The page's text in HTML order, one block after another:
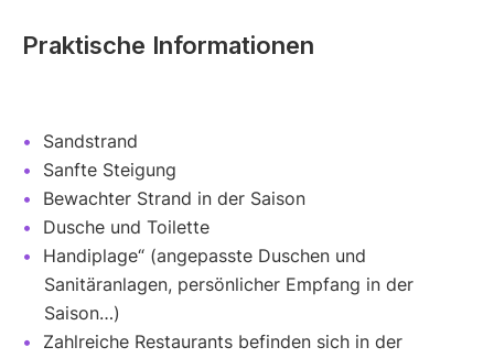
Praktische Informationen
Sandstrand
Sanfte Steigung
Bewachter Strand in der Saison
Dusche und Toilette
Handiplage“ (angepasste Duschen und
Sanitäranlagen, persönlicher Empfang in der
Saison…)
Zahlreiche Restaurants befinden sich in der